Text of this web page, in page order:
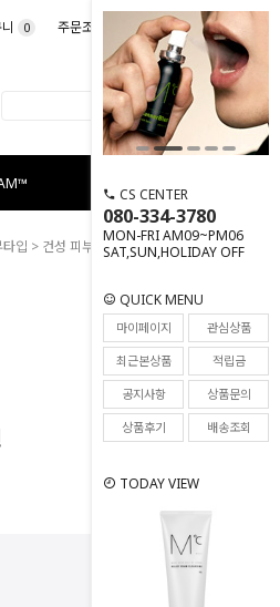
0 주문조회 마이페이지
CS CENTER
080-334-3780
MON-FRI AM09~PM06
SAT,SUN,HOLIDAY OFF
QUICK MENU
마이페이지
관심상품
최근본상품
적립금
공지사항
상품문의
상품후기
배송조회
TODAY VIEW
입 > 건성 피부 > 릴리프 폼 클렌징
169